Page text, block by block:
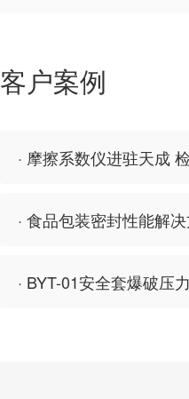
客户案例
· 摩擦系数仪进驻天成
· 食品包装密封性能解